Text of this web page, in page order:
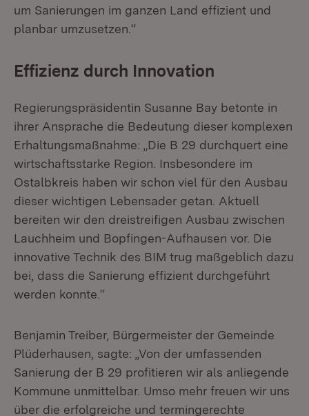
um Sanierungen im ganzen Land effizient und
planbar umzusetzen.“
Effizienz durch Innovation
Regierungspräsidentin Susanne Bay betonte in
ihrer Ansprache die Bedeutung dieser komplexen
Erhaltungsmaßnahme: „Die B 29 durchquert eine
wirtschaftsstarke Region. Insbesondere im
Ostalbkreis haben wir schon viel für den Ausbau
dieser wichtigen Lebensader getan. Aktuell
bereiten wir den dreistreifigen Ausbau zwischen
Lauchheim und Bopfingen-Aufhausen vor. Die
innovative Technik des BIM trug maßgeblich dazu
bei, dass die Sanierung effizient durchgeführt
werden konnte.“
Benjamin Treiber, Bürgermeister der Gemeinde
Plüderhausen, sagte: „Von der umfassenden
Sanierung der B 29 profitieren wir als anliegende
Kommune unmittelbar. Umso mehr freuen wir uns
über die erfolgreiche und termingerechte